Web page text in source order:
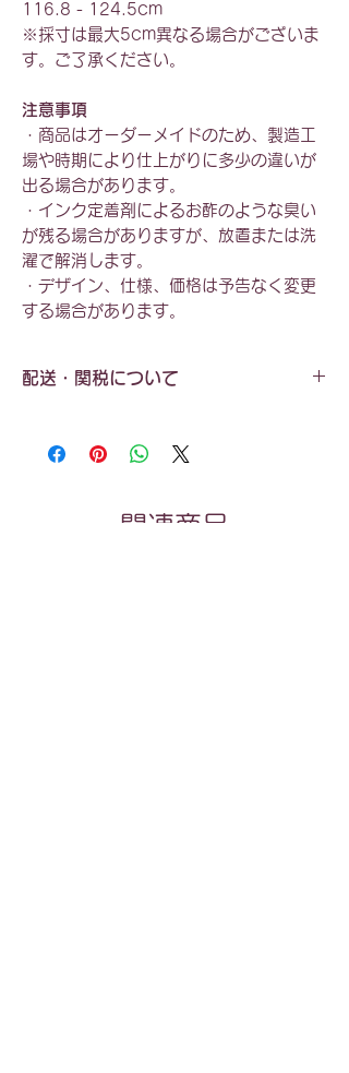
116.8 - 124.5cm
※採寸は最大5cm異なる場合がございま
す。ご了承ください。
注意事項
・商品はオーダーメイドのため、製造工
場や時期により仕上がりに多少の違いが
出る場合があります。
・インク定着剤によるお酢のような臭い
が残る場合がありますが、放置または洗
濯で解消します。
・デザイン、仕様、価格は予告なく変更
する場合があります。
配送・関税について
お届け日数：約2週間（目安）
関連商品